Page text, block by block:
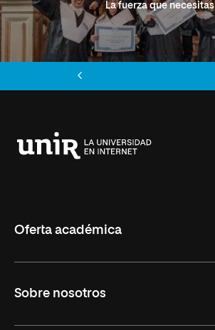
La fuerza que necesitas
Oferta académica
Másteres Oficiales
Sobre nosotros